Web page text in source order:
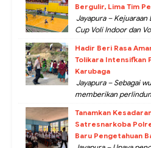
Bergulir, Lima Tim
Jayapura – Kejuaraan
Cup Voli Indoor dan
Hadir Beri Rasa
Tolikara Intensifkan
Karubaga
Jayapura – Sebagai
memberikan
Tanamkan
Satresnarkoba
Baru Pengetahuan